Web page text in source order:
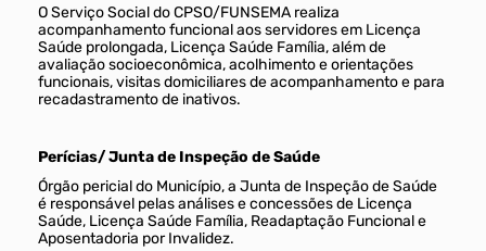
O Serviço Social do CPSO/FUNSEMA realiza
acompanhamento funcional aos servidores em Licença
Saúde prolongada, Licença Saúde Família, além de
avaliação socioeconômica, acolhimento e orientações
funcionais, visitas domiciliares de acompanhamento e para
recadastramento de inativos.
Perícias/ Junta de Inspeção de Saúde
Órgão pericial do Município, a Junta de Inspeção de Saúde
é responsável pelas análises e concessões de Licença
Saúde, Licença Saúde Família, Readaptação Funcional e
Aposentadoria por Invalidez.